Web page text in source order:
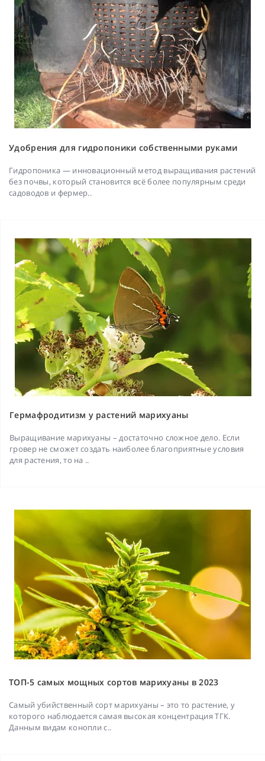
Удобрения для гидропоники собственными руками
Гидропоника — инновационный метод выращивания растений
без почвы, который становится всё более популярным среди
садоводов и фермер..
Гермафродитизм у растений марихуаны
Выращивание марихуаны – достаточно сложное дело. Если
гровер не сможет создать наиболее благоприятные условия
для растения, то на ..
ТОП-5 самых мощных сортов марихуаны в 2023
Самый убийственный сорт марихуаны – это то растение, у
которого наблюдается самая высокая концентрация ТГК.
Данным видам конопли с..